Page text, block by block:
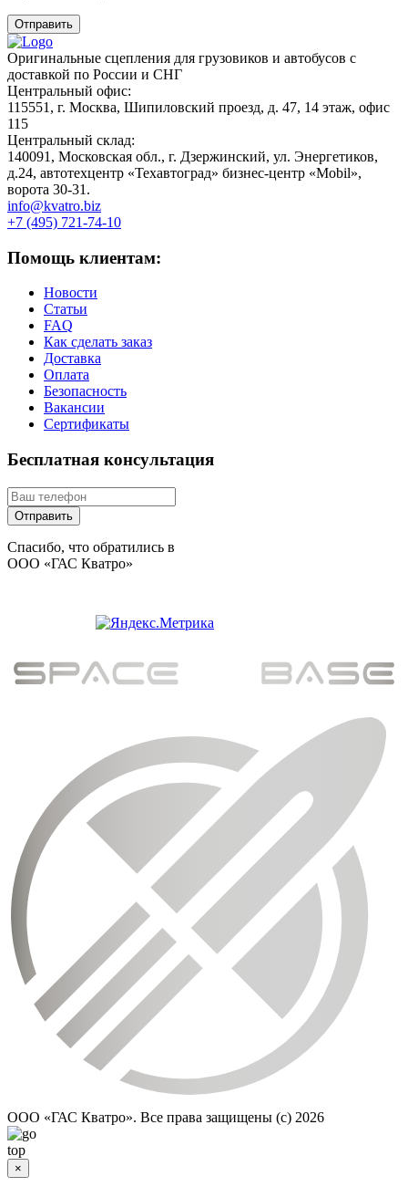
Оригинальные сцепления для грузовиков и автобусов с
доставкой по России и СНГ
Центральный офис:
115551, г. Москва, Шипиловский проезд, д. 47, 14 этаж, офис
115
Центральный склад:
140091, Московская обл., г. Дзержинский, ул. Энергетиков,
д.24, автотехцентр «Техавтоград» бизнес-центр «Mobil»,
ворота 30-31.
info@kvatro.biz
+7 (495) 721-74-10
Помощь клиентам:
Новости
Статьи
FAQ
Как сделать заказ
Доставка
Оплата
Безопасность
Вакансии
Сертификаты
Бесплатная консультация
Спасибо, что обратились в
ООО «ГАС Кватро»
ООО «ГАС Кватро». Все права защищены (c) 2026
×